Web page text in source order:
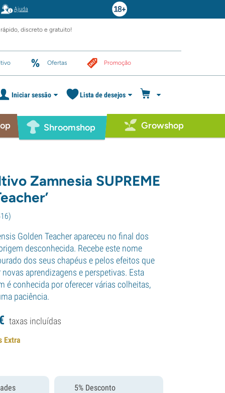
Ajuda
rápido, discreto e gratuito!
Ofertas Promoção
Iniciar sessão Lista de desejos
Shroomshop Growshop
Zamnesia SUPREME
)
Golden Teacher apareceu no final dos
desconhecida. Recebe este nome
dos seus chapéus e pelos efeitos que
aprendizagens e perspetivas. Esta
é conhecida por oferecer várias colheitas,
paciência.
taxas incluídas
Extra
5% Desconto